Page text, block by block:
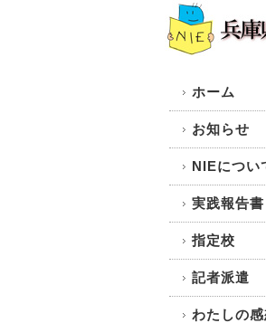
ホーム
お知らせ
NIEについ
実践報告書
指定校
記者派遣
わたしの